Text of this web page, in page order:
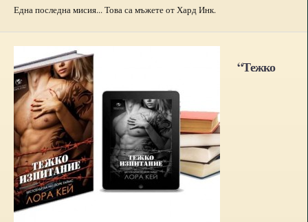
Една последна мисия... Това са мъжете от Хард Инк.
“Тежко